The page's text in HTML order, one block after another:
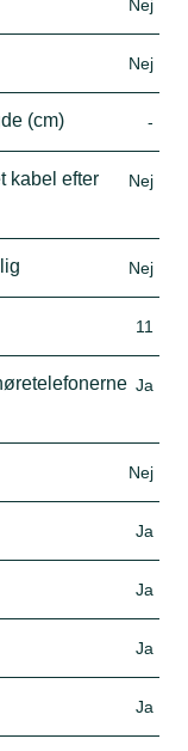
Nej
Nej
(cm) -
kabel efter
Nej
Nej
11
Ja
Nej
Ja
Ja
Ja
Ja